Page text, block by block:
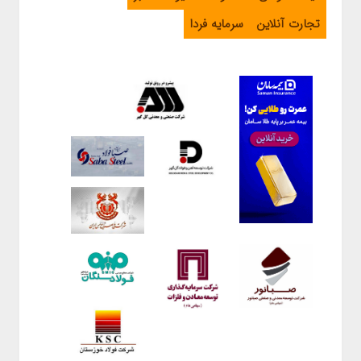
تجارت آنلاین
سرمایه فردا